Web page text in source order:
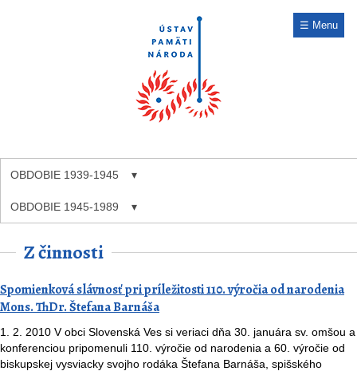
☰ Menu
OBDOBIE 1939-1945
OBDOBIE 1945-1989
Z činnosti
Spomienková slávnosť pri príležitosti 110. výročia od narodenia
Mons. ThDr. Štefana Barnáša
1. 2. 2010 V obci Slovenská Ves si veriaci dňa 30. januára sv. omšou a
konferenciou pripomenuli 110. výročie od narodenia a 60. výročie od
biskupskej vysviacky svojho rodáka Štefana Barnáša, spišského